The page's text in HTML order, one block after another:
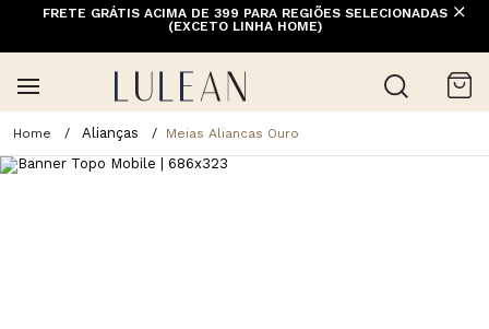
FRETE GRÁTIS ACIMA DE 399 PARA REGIÕES SELECIONADAS
(EXCETO LINHA HOME)
10% OFF NA 1ª COMPRA COM CUPOM PRIMEIRACOMPRA (EXCETO
OFERTAS, ALIANÇAS, RELÓGIOS E ITENS EM PROMOÇÃO) | 1ª
Alianças Meias Aliancas Ouro